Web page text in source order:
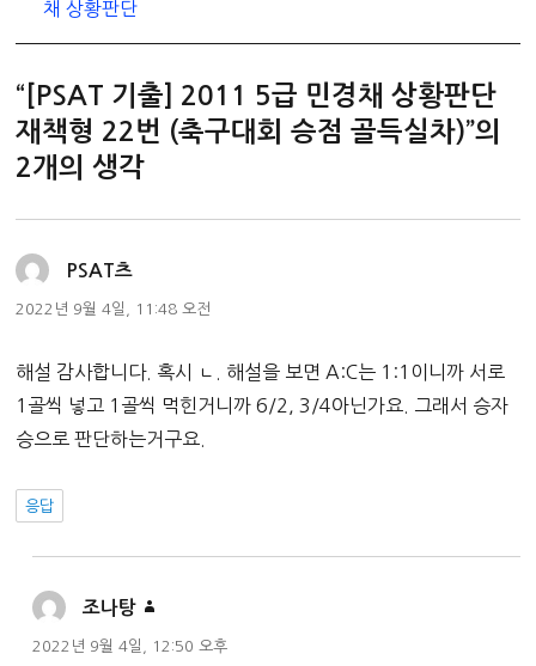
리
채 상황판단
“[PSAT 기출] 2011 5급 민경채 상황판단
재책형 22번 (축구대회 승점 골득실차)”의
2개의 생각
PSAT츠
글:
2022년 9월 4일, 11:48 오전
해설 감사합니다. 혹시 ㄴ. 해설을 보면 A:C는 1:1이니까 서로
1골씩 넣고 1골씩 먹힌거니까 6/2, 3/4아닌가요. 그래서 승자
승으로 판단하는거구요.
응답
조나탕
글:
2022년 9월 4일, 12:50 오후